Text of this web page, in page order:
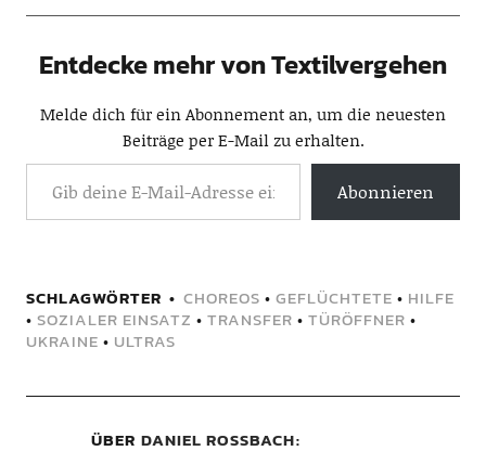
Entdecke mehr von Textilvergehen
Melde dich für ein Abonnement an, um die neuesten
Beiträge per E-Mail zu erhalten.
Abonnieren
SCHLAGWÖRTER CHOREOS • GEFLÜCHTETE • HILFE
• SOZIALER EINSATZ • TRANSFER • TÜRÖFFNER •
UKRAINE • ULTRAS
ÜBER DANIEL ROSSBACH